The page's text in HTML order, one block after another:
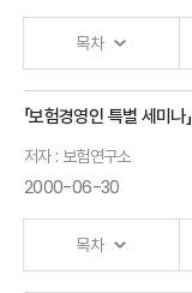
목차
「보험경영인 특별 세미나」
저자 : 보험연구소
2000-06-30
목차